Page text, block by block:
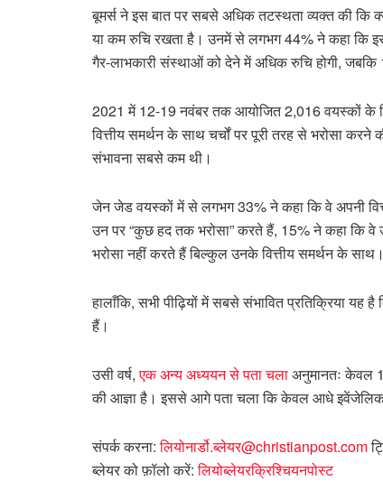
बूमर्स ने इस बात पर सबसे अधिक तटस्थता व्यक्त की कि
या कम रुचि रखता है। उनमें से लगभग 44% ने कहा कि
गैर-लाभकारी संस्थाओं को देने में अधिक रुचि होगी,
2021 में 12-19 नवंबर तक आयोजित 2,016 वयस्कों के
वित्तीय समर्थन के साथ चर्चों पर पूरी तरह से भरोसा
संभावना सबसे कम थी।
जेन जेड वयस्कों में से लगभग 33% ने कहा कि वे अपनी
उन पर “कुछ हद तक भरोसा” करते हैं, 15% ने कहा कि वे
भरोसा नहीं करते हैं बिल्कुल उनके वित्तीय समर्थन के साथ।
हालाँकि, सभी पीढ़ियों में सबसे संभावित प्रतिक्रिया यह
हैं।
उसी वर्ष,एक अन्य अध्ययन से पता चलाअनुमानतः केवल
की आज्ञा है। इससे आगे पता चला कि केवल आधे
संपर्क करना:लियोनार्डो.ब्लेयर@christianpost.com
ब्लेयर को फ़ॉलो करें:लियोब्लेयरक्रिश्चियनपोस्ट